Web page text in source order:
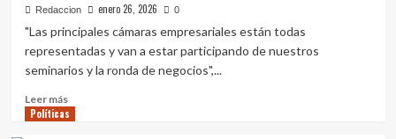
Redaccion enero 26, 2026 0
"Las principales cámaras empresariales están todas
representadas y van a estar participando de nuestros
seminarios y la ronda de negocios",...
Leer másLeer
más
Políticas